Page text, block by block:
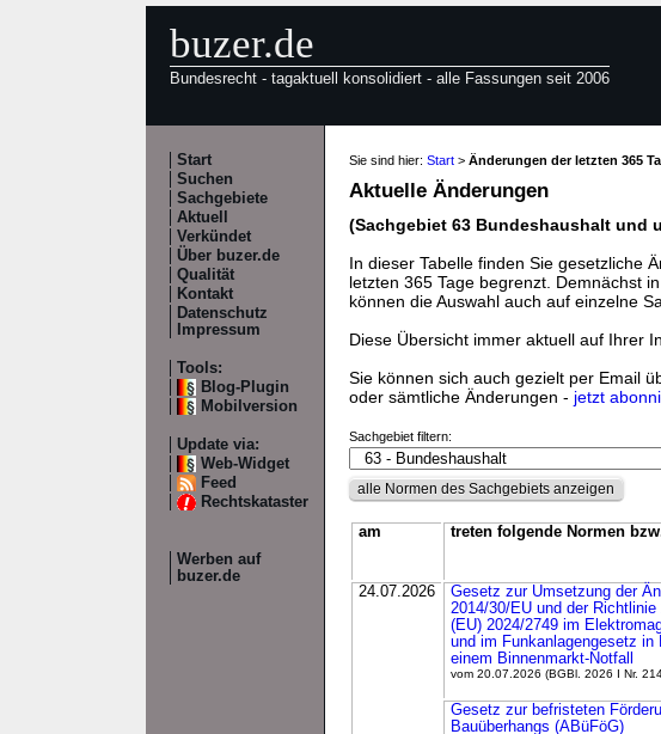
buzer.de
Bundesrecht - tagaktuell konsolidiert - alle Fassungen seit 2006
Start
Suchen
Sachgebiete
Aktuell
Verkündet
Über buzer.de
Qualität
Kontakt
Datenschutz
Impressum
Tools:
Blog-Plugin
Mobilversion
Update via:
Web-Widget
Feed
Rechtskataster
Werben auf
buzer.de
Sie sind hier: Start > Änderungen der letzten 365
Aktuelle Änderungen
(Sachgebiet 63 Bundeshaushalt und
In dieser Tabelle finden Sie gesetzliche
letzten 365 Tage begrenzt. Demnächst
können die Auswahl auch auf einzelne
Diese Übersicht immer aktuell auf Ihrer
Sie können sich auch gezielt per Email
oder sämtliche Änderungen - jetzt
Sachgebiet filtern:
alle Normen des Sachgebiets anzeigen
am treten folgende Normen
24.07.2026
Gesetz zur Umsetzung der
2014/30/EU und der
(EU) 2024/2749 im
und im Funkanlagen­gesetz in
einem Binnenmarkt-Notfall
vom 20.07.2026 (BGBl. 2026 I Nr.
Gesetz zur befristeten
Bauüberhangs (ABüFöG)